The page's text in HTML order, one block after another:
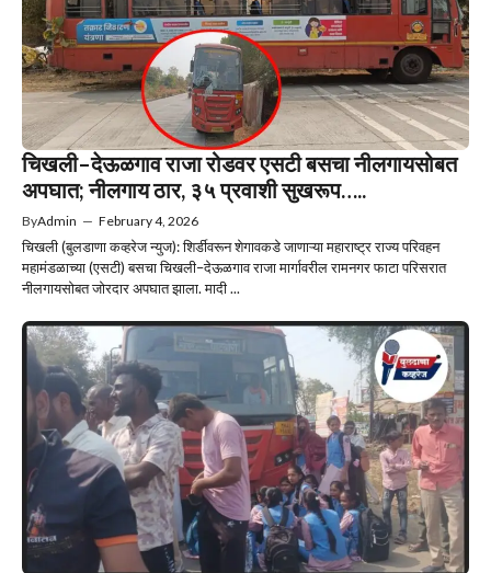
चिखली–देऊळगाव राजा रोडवर एसटी बसचा नीलगायसोबत
अपघात; नीलगाय ठार, ३५ प्रवाशी सुखरूप…..
ByAdmin — February 4, 2026
चिखली (बुलडाणा कव्हरेज न्युज): शिर्डीवरून शेगावकडे जाणाऱ्या महाराष्ट्र राज्य परिवहन
महामंडळाच्या (एसटी) बसचा चिखली–देऊळगाव राजा मार्गावरील रामनगर फाटा परिसरात
नीलगायसोबत जोरदार अपघात झाला. मादी ...